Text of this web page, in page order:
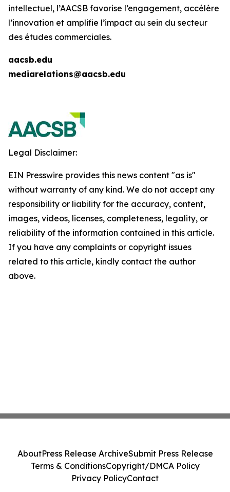
intellectuel, l’AACSB favorise l’engagement, accélère
l’innovation et amplifie l’impact au sein du secteur
des études commerciales.
aacsb.edu
mediarelations@aacsb.edu
Legal Disclaimer:
EIN Presswire provides this news content "as is"
without warranty of any kind. We do not accept any
responsibility or liability for the accuracy, content,
images, videos, licenses, completeness, legality, or
reliability of the information contained in this article.
If you have any complaints or copyright issues
related to this article, kindly contact the author
above.
AboutPress Release ArchiveSubmit Press Release
Terms & ConditionsCopyright/DMCA Policy
Privacy PolicyContact